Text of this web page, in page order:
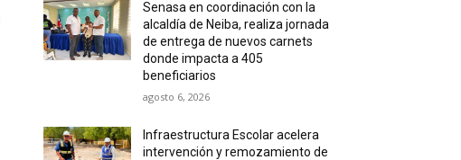
Senasa en coordinación con la
alcaldía de Neiba, realiza jornada
de entrega de nuevos carnets
donde impacta a 405
beneficiarios
agosto 6, 2026
Infraestructura Escolar acelera
intervención y remozamiento de